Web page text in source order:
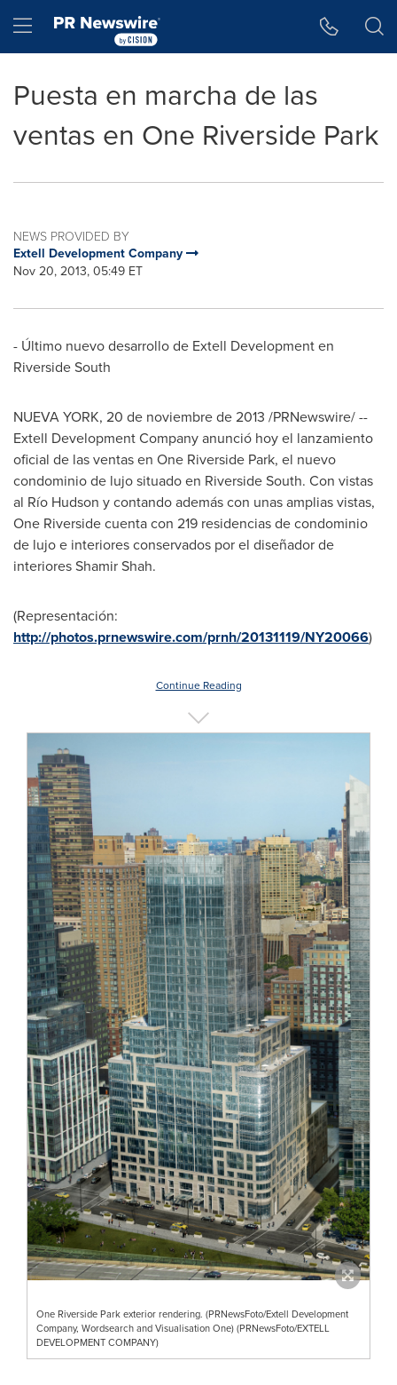
Hamburger menu
Puesta en marcha de las
ventas en One Riverside Park
NEWS PROVIDED BY
Extell Development Company
Nov 20, 2013, 05:49 ET
- Último nuevo desarrollo de Extell Development en
Riverside South
NUEVA YORK, 20 de noviembre de 2013 /PRNewswire/ --
Extell Development Company anunció hoy el lanzamiento
oficial de las ventas en One Riverside Park, el nuevo
condominio de lujo situado en Riverside South. Con vistas
al Río Hudson y contando además con unas amplias vistas,
One Riverside cuenta con 219 residencias de condominio
de lujo e interiores conservados por el diseñador de
interioresShamir Shah.
(Representación:
http://photos.prnewswire.com/prnh/20131119/NY20066)
Continue Reading
One Riverside Park exterior rendering. (PRNewsFoto/Extell Development
Company, Wordsearch and Visualisation One) (PRNewsFoto/EXTELL
DEVELOPMENT COMPANY)